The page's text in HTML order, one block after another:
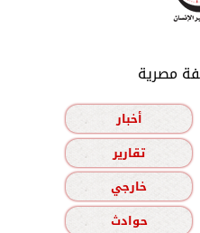
مصرية
أخبار
تقارير
خارجي
حوادث